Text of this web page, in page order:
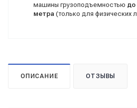
машины грузоподъемностью до
метра (только для физических
ОПИСАНИЕ ОТЗЫВЫ